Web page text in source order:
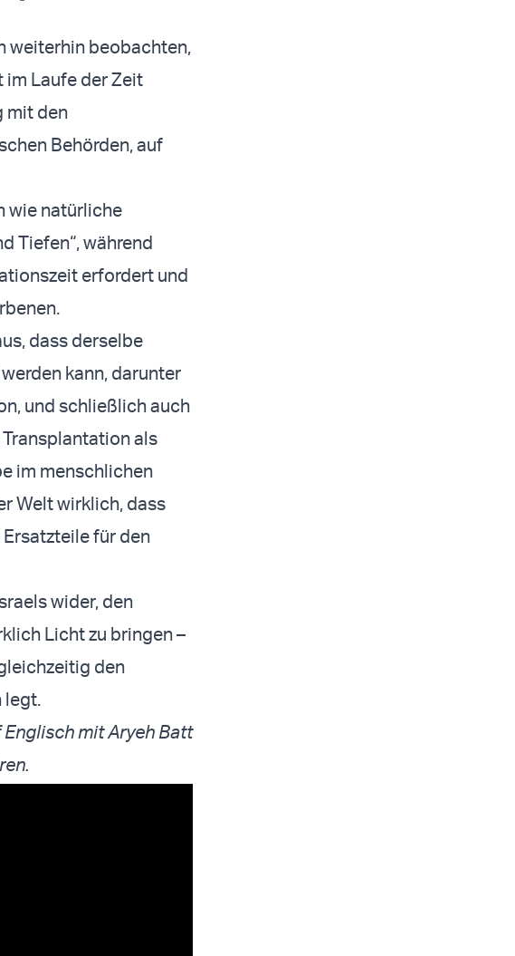
weiterhin beobachten,
im Laufe der Zeit
mit den
Behörden, auf
wie natürliche
Tiefen“, während
erfordert und
dass derselbe
kann, darunter
und schließlich auch
als
im menschlichen
Welt wirklich, dass
für den
wider, den
Licht zu bringen –
den
legt.
mit Aryeh Batt